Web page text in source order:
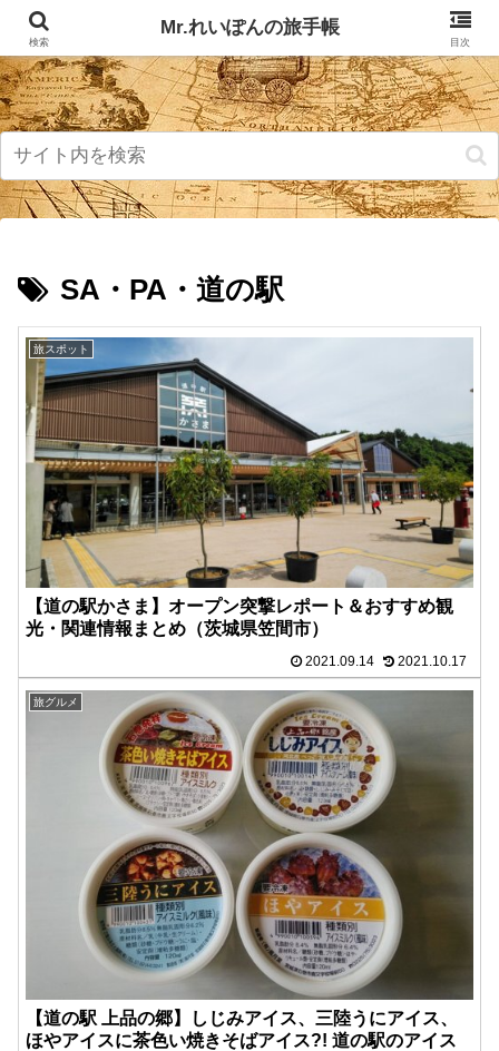
記事掲載マップ お問い合わせ
SA・PA・道の駅
旅スポット
【道の駅かさま】オープン突撃レポート＆おすすめ観
光・関連情報まとめ（茨城県笠間市）
2021.09.14 2021.10.17
旅グルメ
【道の駅 上品の郷】しじみアイス、三陸うにアイス、
ほやアイスに茶色い焼きそばアイス?! 道の駅のアイス
検索
Mr.れいぽんの旅手帳
目次